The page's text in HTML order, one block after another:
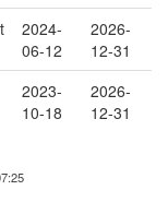
2024-
06-12
2026-
12-31
2023-
10-18
2026-
12-31